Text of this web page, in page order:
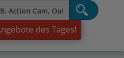
des Tages!